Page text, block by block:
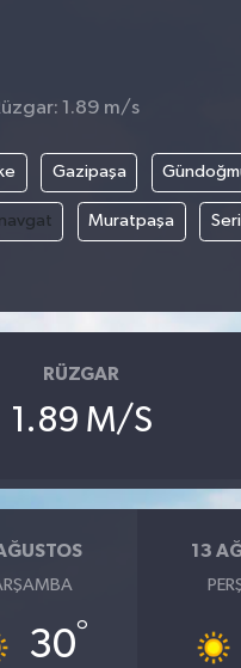
1.89 m/s
Gazipaşa
Muratpaşa
RÜZGAR
1.89 M/S
30°
13